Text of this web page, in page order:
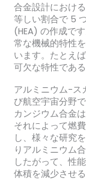
合金設計におけ
等しい割合で 5
(HEA) の作成で
常な機械的特性
います。たとえ
可欠な特性であ
アルミニウム-ス
び航空宇宙分野
カンジウム合金
それによって燃
し、様々な研究
りアルミニウム
したがって、性
体積を減少させ